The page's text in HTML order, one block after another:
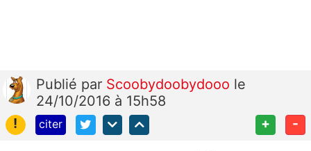
Publié par Scoobydoobydooo le
24/10/2016 à 15h58
!
citer + -